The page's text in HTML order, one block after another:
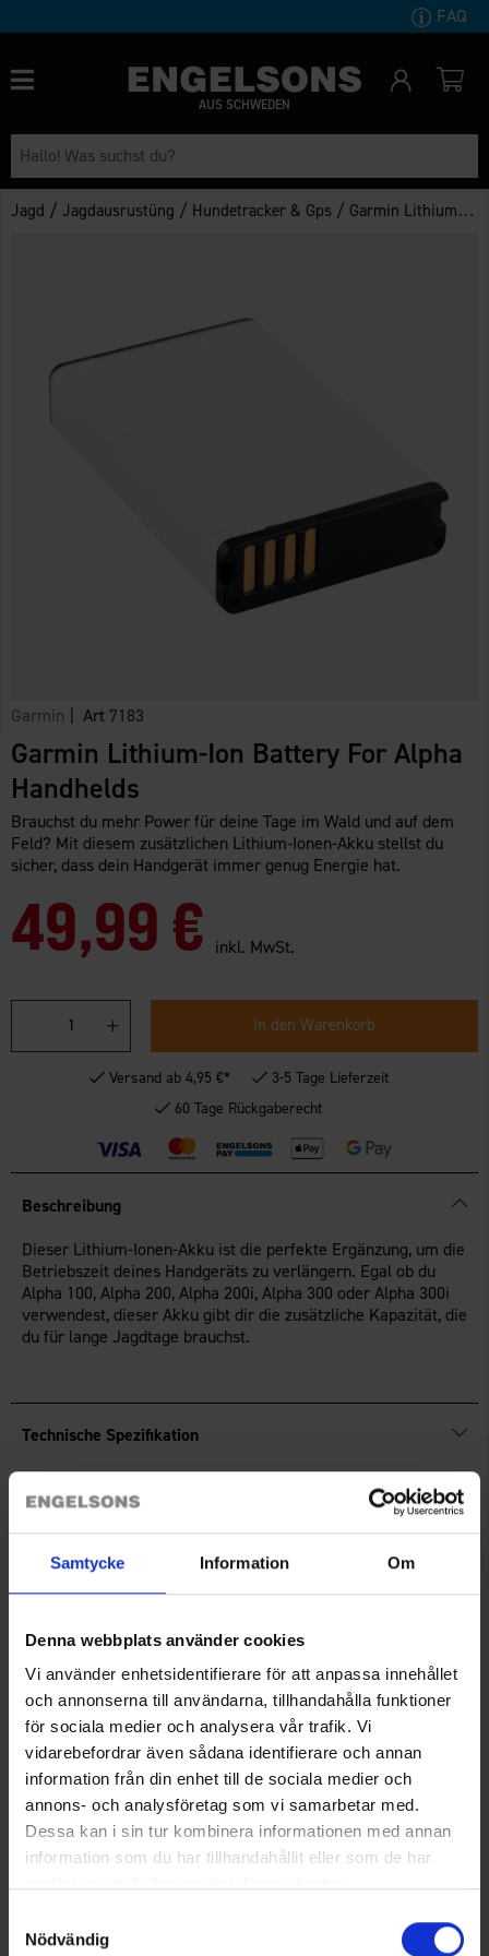
Samtycke Information Om
Denna webbplats använder cookies
Vi använder enhetsidentifierare för att anpassa innehållet
och annonserna till användarna, tillhandahålla funktioner
för sociala medier och analysera vår trafik. Vi
vidarebefordrar även sådana identifierare och annan
information från din enhet till de sociala medier och
annons- och analysföretag som vi samarbetar med.
Dessa kan i sin tur kombinera informationen med annan
information som du har tillhandahållit eller som de har
Nödvändig
FAQ
AUS SCHWEDEN
Jagd /Jagdausrustüng / Hundetracker & Gps / Garmin Lithium-ion battery for Alpha handhelds
Garmin | Art 7183
Garmin Lithium-Ion Battery For Alpha
Handhelds
Brauchst du mehr Power für deine Tage im Wald und auf dem
Feld? Mit diesem zusätzlichen Lithium-Ionen-Akku stellst du
sicher, dass dein Handgerät immer genug Energie hat.
49,99 € inkl. MwSt.
In den Warenkorb
Versand ab 4,95 €*
3-5 Tage Lieferzeit
60 Tage Rückgaberecht
Beschreibung
Dieser Lithium-Ionen-Akku ist die perfekte Ergänzung, um die
Betriebszeit deines Handgeräts zu verlängern. Egal ob du
Alpha 100, Alpha 200, Alpha 200i, Alpha 300 oder Alpha 300i
verwendest, dieser Akku gibt dir die zusätzliche Kapazität, die
du für lange Jagdtage brauchst.
Technische Spezifikation
Sie benötigen vielleicht auch
Herren Regenanzug WP
Polyurethan
49 €
Bauchtasche Deer 2.0
24,95 €
Andere kauften auch